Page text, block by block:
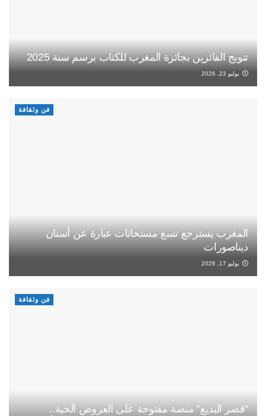
تتويج الفائزين بجائزة المغرب للكتاب برسم سنة 2025
يوليو 23, 2026
فن وثقافة
المغرب يسترجع تسع مستحاثات عبارة عن أسنان
ديناصورات
يوليو 17, 2026
فن وثقافة
“قصر البديع” منصة مفتوحة على العروض الحية..